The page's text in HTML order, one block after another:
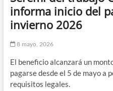
informa inicio del
invierno 2026
8 mayo, 2026
El beneficio alcanzará un
pagarse desde el 5 de mayo a
requisitos legales.